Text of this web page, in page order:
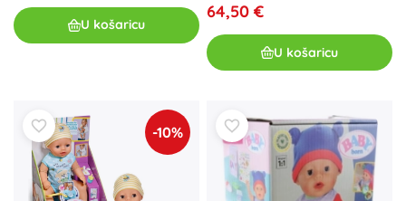
U košaricu
64,50 €
U košaricu
-10%